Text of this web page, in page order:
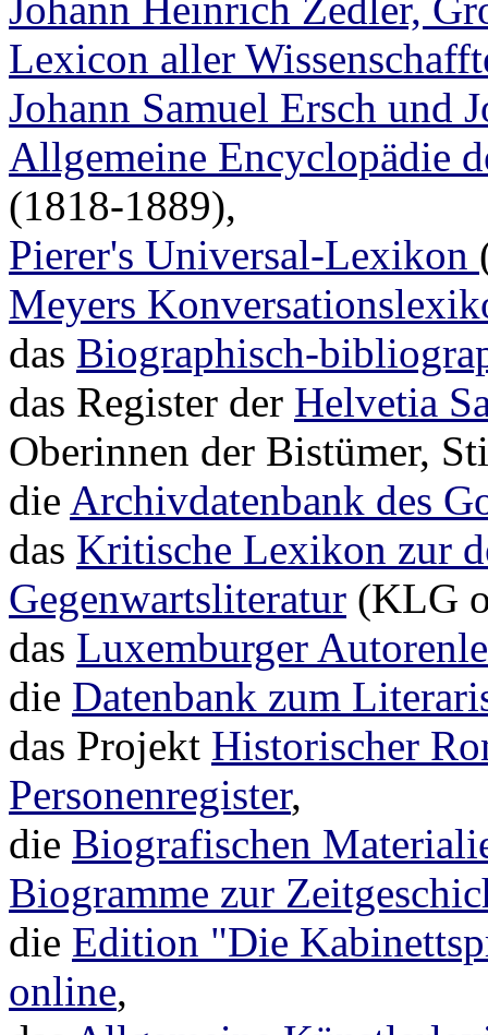
Lexicon aller
Johann Samuel Ersch und
Allgemeine Encyclopädie
(1818-1889),
Pierer's Universal-Lexikon
Meyers
das Biographisch-
das Register der Helvetia
Oberinnen der Bistümer,
die Archivdatenbank des
das Kritische Lexikon zur
Gegenwartsliteratur (KLG
das Luxemburger
die Datenbank zum
das Projekt Historischer
Personenregister,
die Biografischen
Biogramme zur
die Edition "Die
online,